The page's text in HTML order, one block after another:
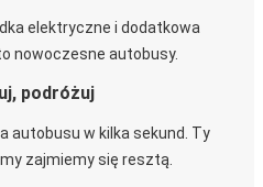
elektryczne i dodatkowa
nowoczesne autobusy.
podróżuj
autobusu w kilka sekund. Ty
zajmiemy się resztą.